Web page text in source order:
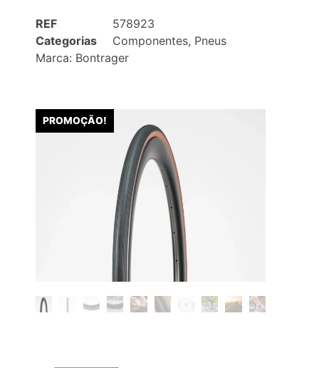
REF
578923
Categorias
Componentes, Pneus
Marca: Bontrager
PROMOÇÃO!